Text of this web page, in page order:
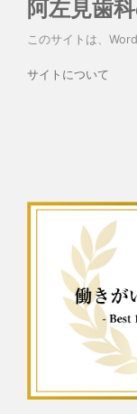
阿左見歯
このサイトは、
サイトについて